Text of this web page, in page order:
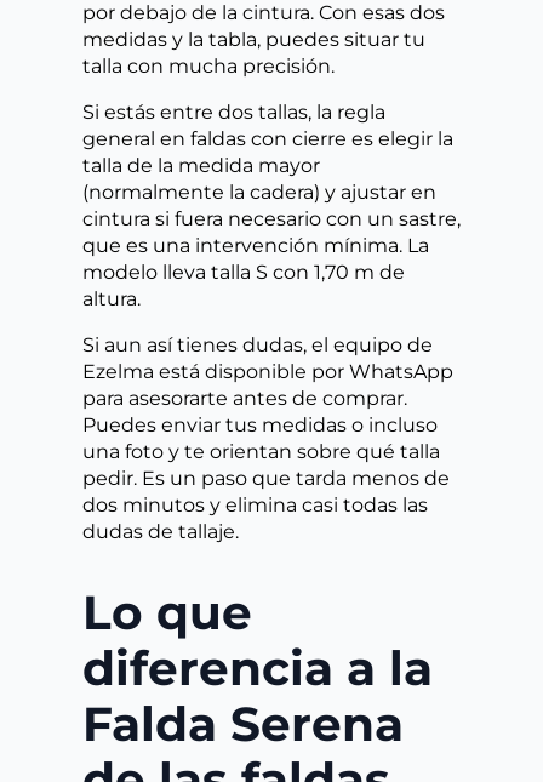
por debajo de la cintura. Con esas dos
medidas y la tabla, puedes situar tu
talla con mucha precisión.
Si estás entre dos tallas, la regla
general en faldas con cierre es elegir la
talla de la medida mayor
(normalmente la cadera) y ajustar en
cintura si fuera necesario con un sastre,
que es una intervención mínima. La
modelo lleva talla S con 1,70 m de
altura.
Si aun así tienes dudas, el equipo de
Ezelma está disponible por WhatsApp
para asesorarte antes de comprar.
Puedes enviar tus medidas o incluso
una foto y te orientan sobre qué talla
pedir. Es un paso que tarda menos de
dos minutos y elimina casi todas las
dudas de tallaje.
Lo que
diferencia a la
Falda Serena